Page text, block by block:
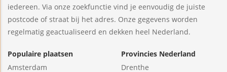
iedereen. Via onze zoekfunctie vind je eenvoudig de juiste
postcode of straat bij het adres. Onze gegevens worden
regelmatig geactualiseerd en dekken heel Nederland.
Populaire plaatsen
Amsterdam
Provincies Nederland
Drenthe